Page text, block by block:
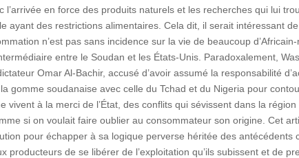
en force des produits naturels et les recherches qui lui
ayant des restrictions alimentaires. Cela dit, il serait intéressant
n’est pas sans incidence sur la vie de beaucoup
entre le Soudan et les États-Unis. Paradoxalement,
Omar Al-Bachir, accusé d’avoir assumé la responsabilité
gomme soudanaise avec celle du Tchad et du Nigeria pour
à la merci de l’État, des conflits qui sévissent dans la
si on voulait faire oublier au consommateur son origine. Cet
pour échapper à sa logique perverse héritée des antécédents
de se libérer de l’exploitation qu’ils subissent et de